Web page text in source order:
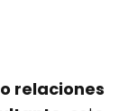
relaciones